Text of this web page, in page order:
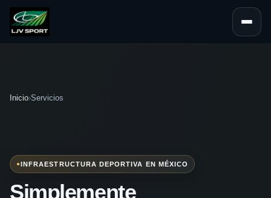
Abrir
Inicio›Servicios
INFRAESTRUCTURA DEPORTIVA EN MÉXICO
Simplemente